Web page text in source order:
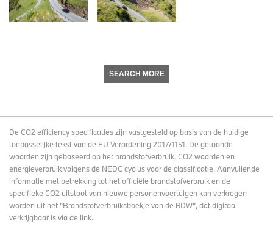
SEARCH MORE
De CO2 efficiency specificaties zijn vastgesteld op basis van de huidige
toepasselijke tekst van de EU Verordening 2017/1151. De getoonde
waarden zijn gebaseerd op het brandstofverbruik, CO2 waarden en
energieverbruik volgens de NEDC cyclus voor de classificatie. Aanvullende
informatie met betrekking tot het officiële brandstofverbruik en de
specifieke CO2 uitstoot van nieuwe personenvoertuigen kan verkregen
worden uit het “Brandstofverbruiksboekje van de RDW”, dat digitaal
verkrijgbaaris via de link.